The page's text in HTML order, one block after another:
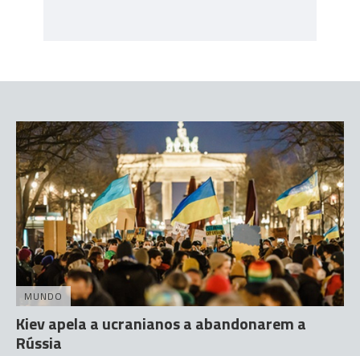
MUNDO
Kiev apela a ucranianos a abandonarem a
Rússia